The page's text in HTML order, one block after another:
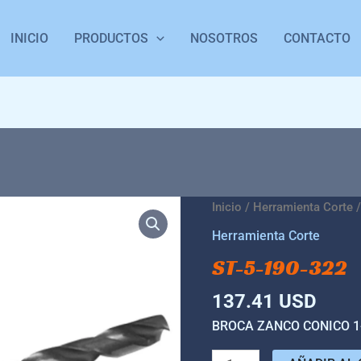
INICIO PRODUCTOS NOSOTROS CONTACTO
Inicio / Herramienta Corte
Herramienta Corte
ST-5-190-322
137.41 USD
BROCA ZANCO CONICO
ST-
5-
322